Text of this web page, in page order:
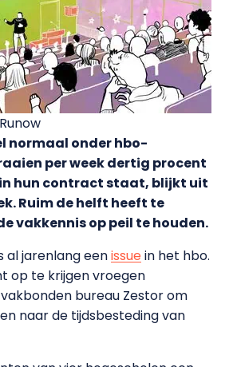
normaal onder hbo-
per week dertig procent
hun contract staat, blijkt uit
Ruim de helft heeft te
vakkennis op peil te houden.
al jarenlang eenissuein het hbo.
op te krijgen vroegen
bureau Zestor om
naar de tijdsbesteding van